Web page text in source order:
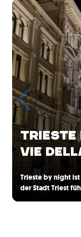
TRIESTE
VIE
Trieste by night ist
der Stadt Triest